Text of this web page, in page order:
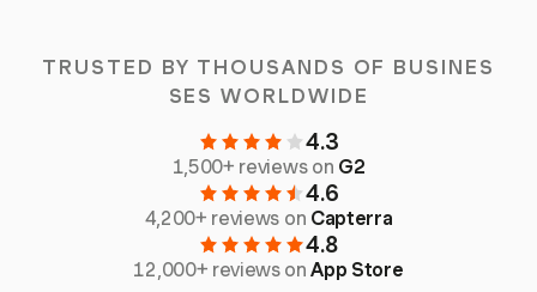
TRUSTED BY THOUSANDS OF BUSINES
SES WORLDWIDE
4.3
1,500+ reviews on G2
4.6
4,200+ reviews on Capterra
4.8
12,000+ reviews onApp Store